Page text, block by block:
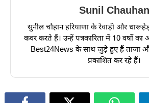
Sunil Chauhan
सुनील चौहान हरियाणा के रेवाड़ी और
कवर करते हैं। उन्हें पत्रकारिता में 10 वर्षों
Best24News के साथ जुड़े हुए हैं ताजा
प्रकाशित कर रहे हैं।